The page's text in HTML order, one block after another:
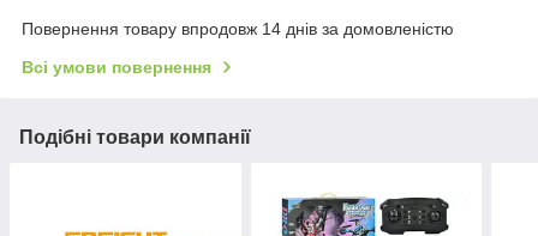
Повернення товару впродовж 14 днів за домовленістю
Всі умови повернення
Подібні товари компанії